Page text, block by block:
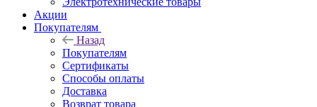
Акции
Покупателям
Назад
Покупателям
Сертификаты
Способы оплаты
Доставка
Возврат товара